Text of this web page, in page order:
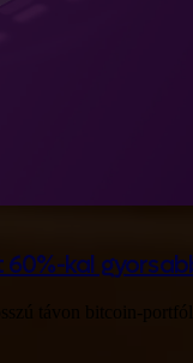
kal
távon bitcoin-